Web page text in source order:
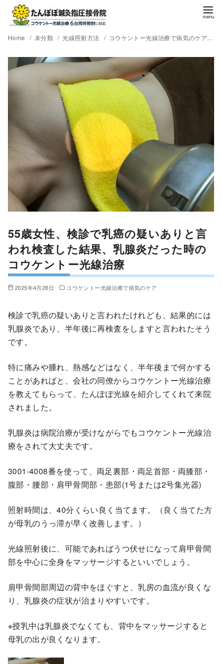
Home 未分類 光線照射方法 コウケントー光線治療で病気のケア
55歳女性、検診で乳癌の疑いありと言
われ検査した結果、乳腺炎だった時の
コウケントー光線治療
2025年4月28日 コウケントー光線治療で病気のケア
検診で乳癌の疑いありと言われたけれども、結果的には
乳腺炎であり、半年後に再検査をしますと言われたそう
です。
特に痛みや腫れ、熱感などはなく、半年後まで何かする
ことがあればと、会社の同僚からコウケントー光線治療
を教えてもらって、たんぽぽ光線を紹介してくれて来院
されました。
乳腺炎は病院治療が受けながらでもコウケントー光線治
療をされて大丈夫です。
3001-4008番を使って、両足裏部・両足首部・両膝部・
腹部・腰部・肩甲骨間部・患部(1号または2号集光器)
照射時間は、40分くらい良く当てます。（良く当てた方
が母乳のうっ滞が早く改善します。）
光線照射後に、可能であればうつ伏せになって肩甲骨間
部を中心に全身をマッサージするといいでしょう。
肩甲骨間部周辺の背中をほぐすと、乳房の血流が良くな
り、乳腺炎の症状が治まりやすいです。
※授乳中は乳腺炎でなくても、背中をマッサージすると
母乳の出が良くなります。